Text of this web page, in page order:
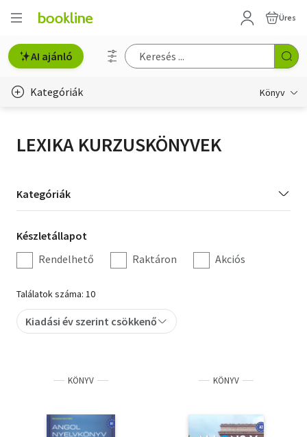
Üres
AI ajánló
Kategóriák Könyv
Erotika
Hobbi, szabadidő
Irodalom
Művészet
Szakkönyv
Szótár, nyelvkönyv
Természettudomány
LEXIKA KURZUSKÖNYVEK
Kategória
szűrés
Kategóriák
Készletállapot
szűrés
Készletállapot
Rendelhető
Raktáron Akciós
Találatok száma: 10
Kiadási év szerint csökkenő
KÖNYV KÖNYV